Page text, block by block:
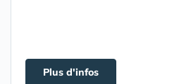
Plus d'infos